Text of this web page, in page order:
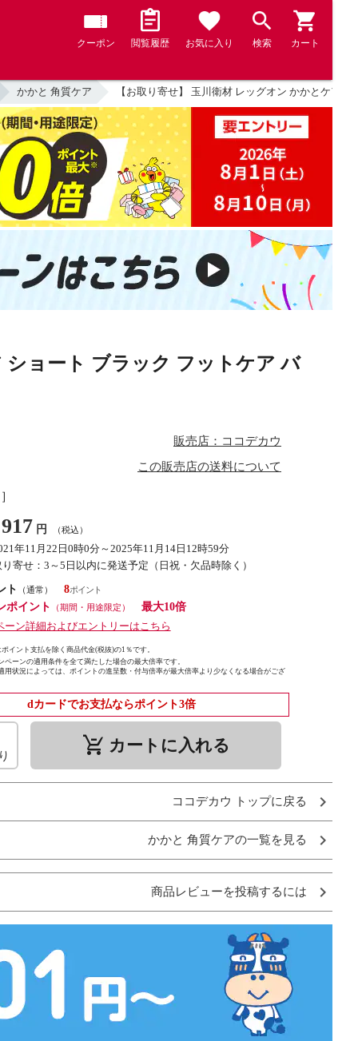
クーポン 閲覧履歴 お気に入り 検索 カート
かかと 角質ケア 【お取り寄せ】 玉川衛材 レッグオン かかとケア
ョート ブラック フットケア バ
販売店：ココデカウ
この販売店の送料について
917 円 （税込）
年11月22日0時0分～2025年11月14日12時59分
り寄せ：3～5日以内に発送予定（日祝・欠品時除く）
ト
（通常）
8
ポイント
（期間・用途限定）
最大10倍
ーン詳細およびエントリーはこちら
イント支払を除く商品代金(税抜)の1％です。
ペーンの適用条件を全て満たした場合の最大倍率です。
用状況によっては、ポイントの進呈数・付与倍率が最大倍率より少なくなる場合がござ
dカードでお支払ならポイント3倍
remove_shopping_cart カートに入れる
ココデカウ トップに戻る
かかと 角質ケアの一覧を見る
商品レビューを投稿するには